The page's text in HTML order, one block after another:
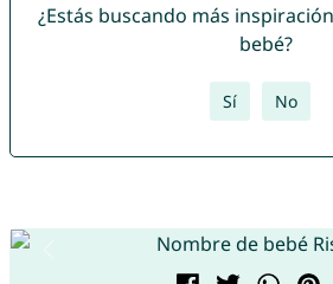
¿Estás buscando más
bebé?
Sí No